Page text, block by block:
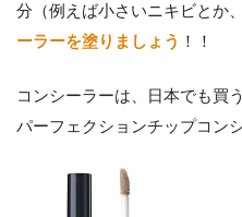
分（例えば小さいニキビとか
ーラーを塗りましょう ！！
コンシーラーは、日本でも買
パーフェクションチップコン